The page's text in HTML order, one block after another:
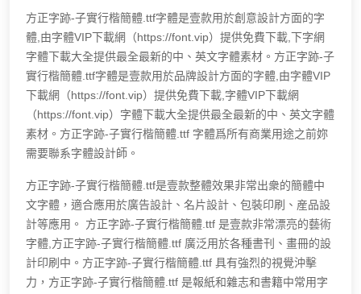
方正字跡-子實行楷簡體.ttf字體是壹款用於創意設計方面的字
體,由字體VIP下載網（https://font.vip）提供免費下載,下字網
字體下載大全提供最全最新的中、英文字體素材。方正字跡-子
實行楷簡體.ttf字體是壹款用於品牌設計方面的字體,由字體VIP
下載網（https://font.vip）提供免費下載,字體VIP下載網
（https://font.vip）字體下載大全提供最全最新的中、英文字體
素材。方正字跡-子實行楷簡體.ttf 字體爲所有商業用途之前妳
需要聯系字體設計師。
方正字跡-子實行楷簡體.ttf是壹款整體效果非常出衆的簡體中
文字體，適合應用於廣告設計、名片設計、包裝印刷、産品設
計等應用。 方正字跡-子實行楷簡體.ttf 是壹款非常漂亮的藝術
字體,方正字跡-子實行楷簡體.ttf 廣泛用於各種書刊、畫冊的設
計印刷中。方正字跡-子實行楷簡體.ttf 具有強烈的視覺沖擊
力，方正字跡-子實行楷簡體.ttf 是報紙和雜志和書籍中常用字